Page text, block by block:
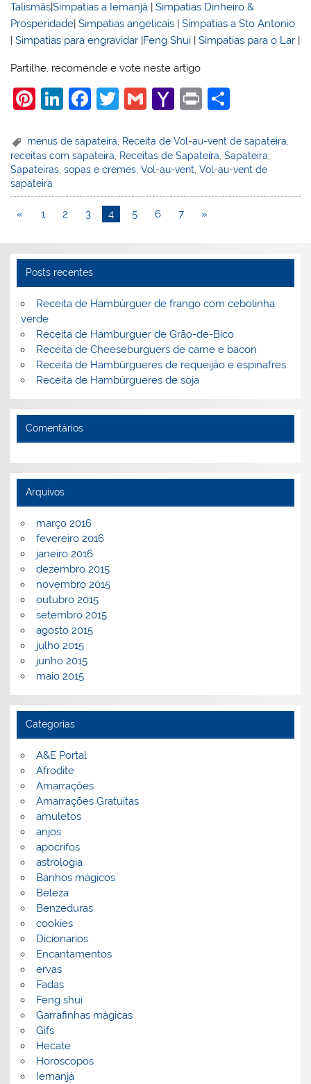
Talismãs|Simpatias a Iemanjá |Simpatias Dinheiro &
Prosperidade|Simpatias angelicais |Simpatias a Sto Antonio
|Simpatias para engravidar |Feng Shui |Simpatias para o Lar |
Partilhe, recomende e vote neste artigo
Pi
er
e
st
Li
k
e
n
F
c
e
o
k
T
itt
er
G
ai
l
Y
h
o
M
l
Pr
t
ar
e
menus de sapateira Receita de Vol-au-vent de sapateira
receitas com sapateira, Receitas de Sapateira,Sapateira,
Sapateiras,sopas e cremes,Vol-au-vent,Vol-au-vent de
sapateira
« 1 2 3 4 5 6 7 »
Posts recentes
Receita de Hambúrguer de frango com cebolinha
verde
Receita de Hamburguer de Grão-de-Bico
Receita de Cheeseburguers de carne e bacon
Receita de Hambúrgueres de requeijão e espinafres
Receita de Hambúrgueres de soja
Comentários
Arquivos
março 2016
fevereiro 2016
janeiro 2016
dezembro 2015
novembro 2015
outubro 2015
setembro 2015
agosto 2015
julho 2015
junho 2015
maio 2015
Categorias
A&E Portal
Afrodite
Amarrações
Amarrações Gratuitas
amuletos
anjos
apocrifos
astrologia
Banhos mágicos
Beleza
Benzeduras
cookies
Dicionarios
Encantamentos
ervas
Fadas
Feng shui
Garrafinhas mágicas
Gifs
Hecate
Horoscopos
Iemanjá